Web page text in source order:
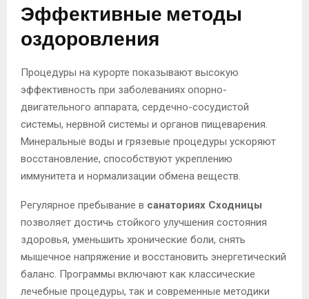
Эффективные методы
оздоровления
Процедуры на курорте показывают высокую
эффективность при заболеваниях опорно-
двигательного аппарата, сердечно-сосудистой
системы, нервной системы и органов пищеварения.
Минеральные воды и грязевые процедуры ускоряют
восстановление, способствуют укреплению
иммунитета и нормализации обмена веществ.
Регулярное пребывание в санаториях Сходницы
позволяет достичь стойкого улучшения состояния
здоровья, уменьшить хронические боли, снять
мышечное напряжение и восстановить энергетический
баланс. Программы включают как классические
лечебные процедуры, так и современные методики